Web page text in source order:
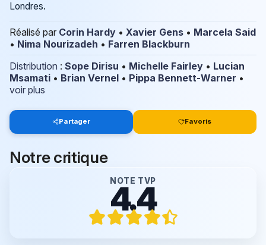
Londres.
Réalisé par Corin Hardy • Xavier Gens • Marcela Said
• Nima Nourizadeh • Farren Blackburn
Distribution : Sope Dirisu • Michelle Fairley • Lucian
Msamati • Brian Vernel • Pippa Bennett-Warner •
voir plus
Partager Favoris
Notre critique
NOTE TVP
4.4